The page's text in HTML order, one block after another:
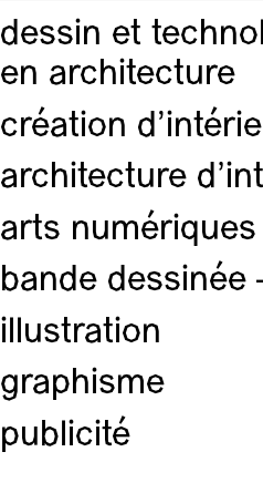
dessin et
en architecture
création
architecture
arts numériques
bande dessinée
illustration
graphisme
publicité